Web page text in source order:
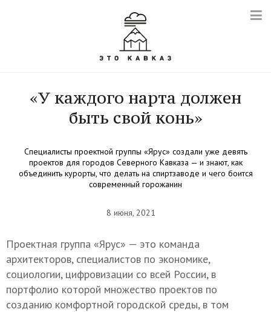
«У каждого нарта должен
быть свой конь»
Специалисты проектной группы «Ярус» создали уже девять
проектов для городов Северного Кавказа — и знают, как
объединить курорты, что делать на спиртзаводе и чего боится
современный горожанин
8 июня, 2021
Проектная группа «Ярус» — это команда
архитекторов, специалистов по экономике,
социологии, цифровизации со всей России, в
портфолио которой множество проектов по
созданию комфортной городской среды, в том